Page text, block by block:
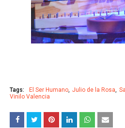
Tags: El Ser Humano Julio de la Rosa
Vinilo Valencia